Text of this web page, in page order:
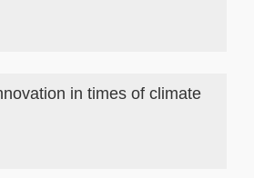
in times of climate